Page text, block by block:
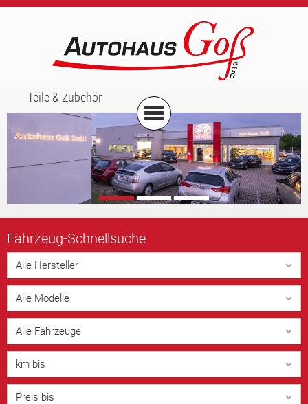
Teile & Zubehör
Fahrzeug-Schnellsuche
Alle Hersteller
Alle Modelle
Alle Fahrzeuge
km bis
Preis bis